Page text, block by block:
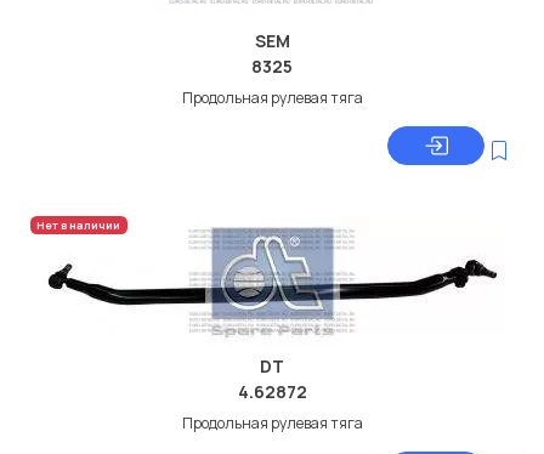
SEM
8325
Продольная рулевая тяга
Нет в наличии
DT
4.62872
Продольная рулевая тяга